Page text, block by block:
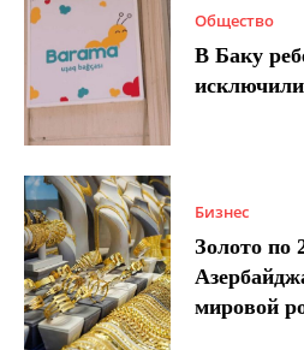
Общество
В Баку
исключили
Бизнес
Золото по
мировой